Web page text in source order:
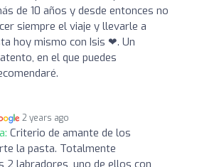
de 10 años y desde entonces no
siempre el viaje y llevarle a
hoy mismo con Isis ❤. Un
en el que puedes
2 years ago
Criterio de amante de los
la pasta. Totalmente
2 labradores, uno de ellos con